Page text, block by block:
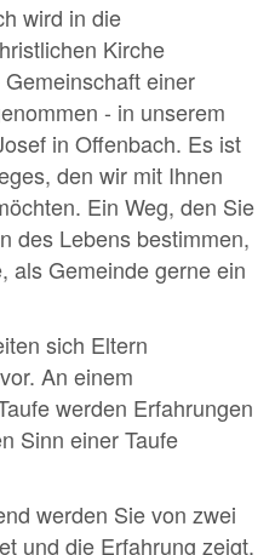
wird in die
Kirche
einer
- in unserem
in Offenbach. Es ist
den wir mit Ihnen
Ein Weg, den Sie
des Lebens bestimmen,
als Gemeinde gerne ein
sich Eltern
An einem
werden Erfahrungen
Sinn einer Taufe
werden Sie von zwei
und die Erfahrung zeigt,